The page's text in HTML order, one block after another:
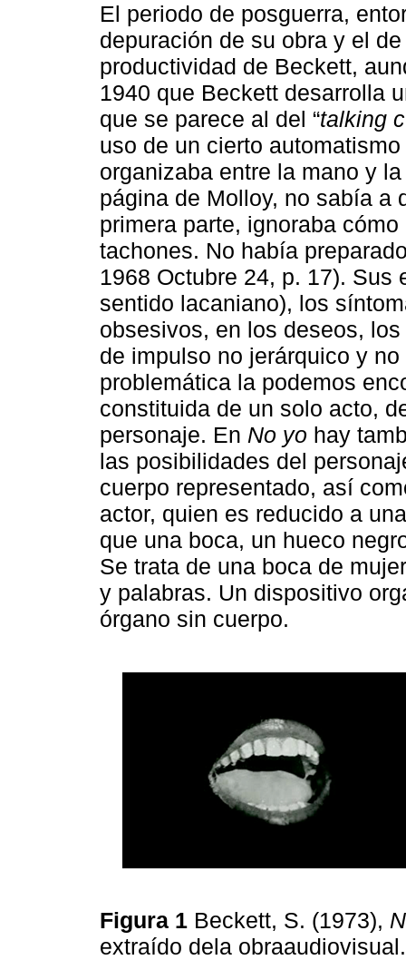
El periodo de posguerra,
depuración de su obra y el
productividad de Beckett,
1940 que Beckett desarrolla
que se parece al del “talking
uso de un cierto
organizaba entre la mano y
página de Molloy, no sabía a
primera parte, ignoraba
tachones. No había
1968 Octubre 24, p. 17). Sus
sentido lacaniano), los
obsesivos, en los deseos,
de impulso no jerárquico y
problemática la podemos
constituida de un solo acto,
personaje. En No yo hay
las posibilidades del
cuerpo representado, así
actor, quien es reducido a
que una boca, un hueco
Se trata de una boca de
y palabras. Un dispositivo
órgano sin cuerpo.
Figura 1 Beckett, S. (1973),
extraído dela